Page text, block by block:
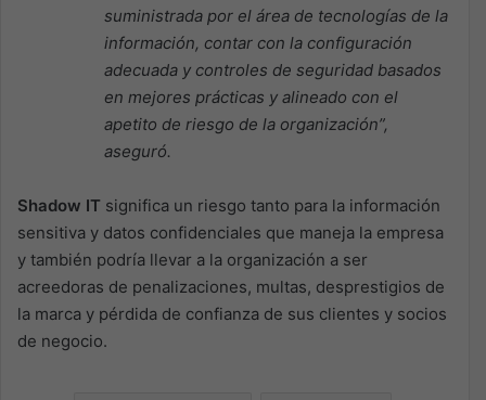
suministrada por el área de tecnologías de la
información, contar con la configuración
adecuada y controles de seguridad basados
en mejores prácticas y alineado con el
apetito de riesgo de la organización”,
aseguró.
Shadow IT significa un riesgo tanto para la información
sensitiva y datos confidenciales que maneja la empresa
y también podría llevar a la organización a ser
acreedoras de penalizaciones, multas, desprestigios de
la marca y pérdida de confianza de sus clientes y socios
de negocio.